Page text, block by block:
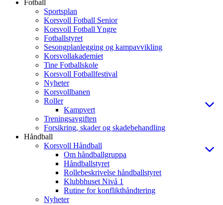
Fotball
Sportsplan
Korsvoll Fotball Senior
Korsvoll Fotball Yngre
Fotballstyret
Sesongplanlegging og kampavvikling
Korsvollakademiet
Tine Fotballskole
Korsvoll Fotballfestival
Nyheter
Korsvollbanen
Roller
Kampvert
Treningsavgiften
Forsikring, skader og skadebehandling
Håndball
Korsvoll Håndball
Om håndballgruppa
Håndballstyret
Rollebeskrivelse håndballstyret
Klubbhuset Nivå 1
Rutine for konflikthåndtering
Nyheter